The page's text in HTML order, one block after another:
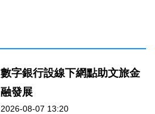
數字銀行設線下網點助文旅金
融發展
2026-08-07 13:20